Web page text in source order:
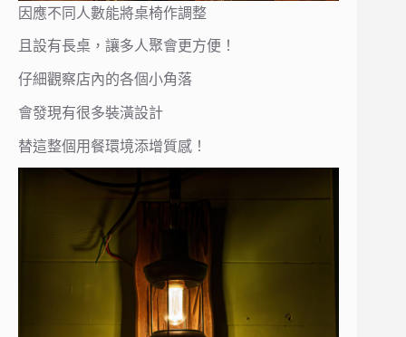
因應不同人數能將桌椅作調整
且設有長桌，讓多人聚會更方便！
仔細觀察店內的各個小角落
會發現有很多裝潢設計
替這整個用餐環境添增質感！